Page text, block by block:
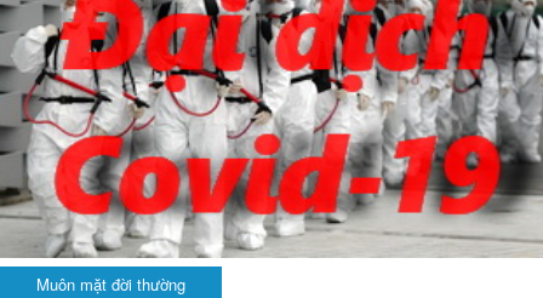
Muôn mặt đời thường